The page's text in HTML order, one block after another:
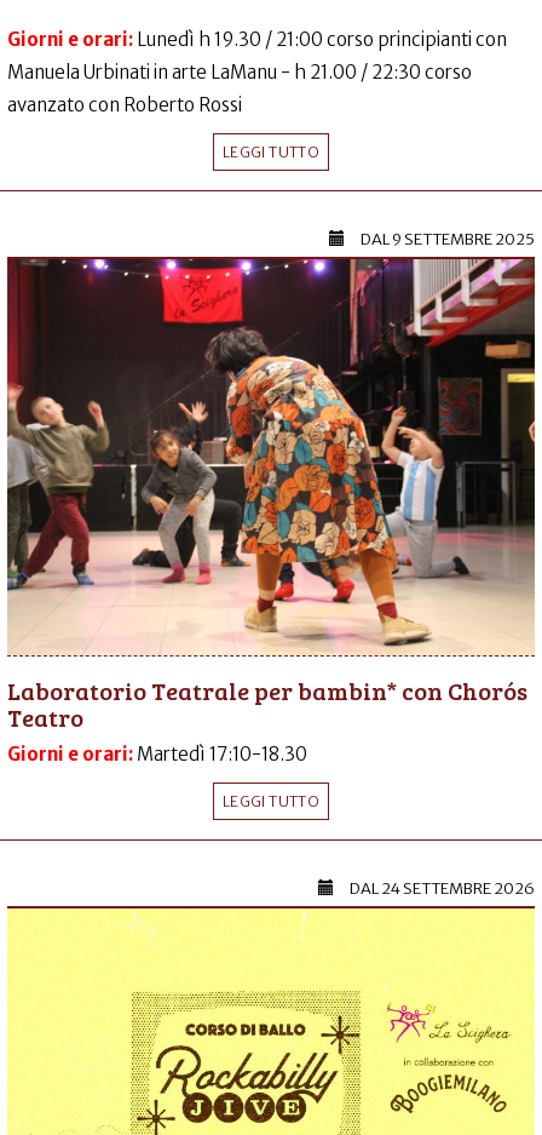
Giorni e orari: Lunedì h 19.30 / 21:00 corso principianti con
Manuela Urbinati in arte LaManu - h 21.00 / 22:30 corso
avanzato con Roberto Rossi
LEGGI TUTTO
DAL9 SETTEMBRE 2025
Laboratorio Teatrale per bambin* con Chorós
Teatro
Giorni e orari: Martedì 17:10-18.30
LEGGI TUTTO
DAL24 SETTEMBRE 2026